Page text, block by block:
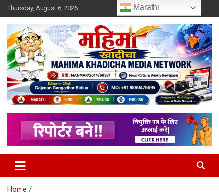
Skip
to
content
Thursday, August 6, 2026
Mahimakhadicha
Home
Marathi